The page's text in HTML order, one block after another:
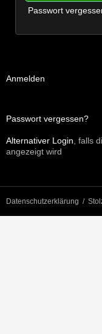
Passwort
Anmelden
Passwort vergessen?
Alternativer Login , falls
angezeigt wird
Datenschutzerklärung